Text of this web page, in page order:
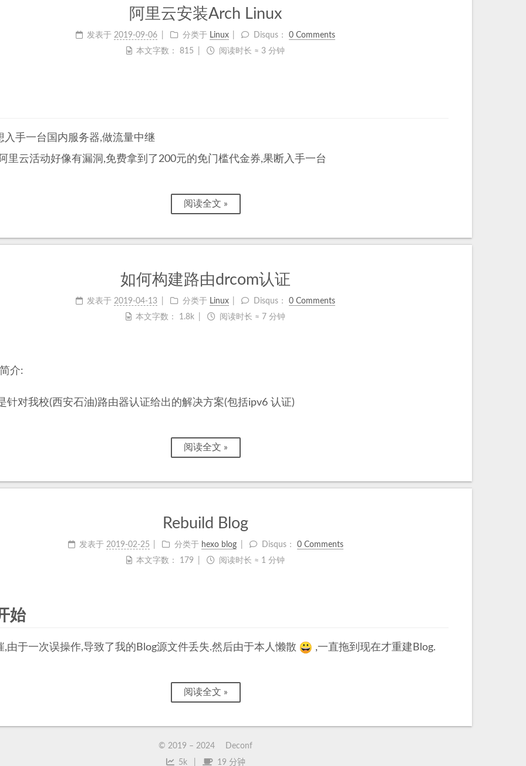
阿里云安装Arch Linux
发表于 2019-09-06 分类于 Linux Disqus：
0 Comments
本文字数：
815 阅读时长 ≈ 3 分钟
入手一台国内服务器,做流量中继
里云活动好像有漏洞,免费拿到了200元的免门槛代金券,果断入手一台
阅读全文 »
如何构建路由drcom认证
发表于 2019-04-13 分类于 Linux Disqus：
0 Comments
本文字数：
1.8k 阅读时长 ≈ 7 分钟
介:
针对我校(西安石油)路由器认证给出的解决方案(包括ipv6 认证)
阅读全文 »
Rebuild Blog
发表于 2019-02-25 分类于 hexo blog Disqus：
0 Comments
本文字数：
179 阅读时长 ≈ 1 分钟
始
,由于一次误操作,导致了我的Blog源文件丢失.然后由于本人懒散 😀 ,一直拖到现在才重建Blog.
阅读全文 »
© 2019 – 2024
Deconf
5k
19 分钟